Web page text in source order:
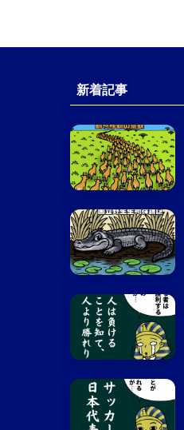
新着記事